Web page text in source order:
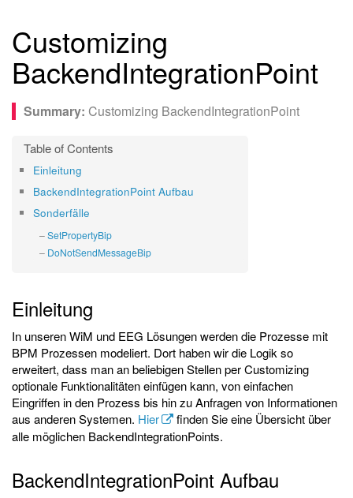
Customizing
BackendIntegrationPoint
Customizing BackendIntegrationPoint
Einleitung
BackendIntegrationPoint Aufbau
Sonderfälle
SetPropertyBip
DoNotSendMessageBip
Einleitung
In unseren WiM und EEG Lösungen werden die Prozesse mit
BPM Prozessen modeliert. Dort haben wir die Logik so
erweitert, dass man an beliebigen Stellen per Customizing
optionale Funktionalitäten einfügen kann, von einfachen
Eingriffen in den Prozess bis hin zu Anfragen von Informationen
aus anderen Systemen. Hier
finden Sie eine Übersicht über
alle möglichen BackendIntegrationPoints.
BackendIntegrationPoint Aufbau